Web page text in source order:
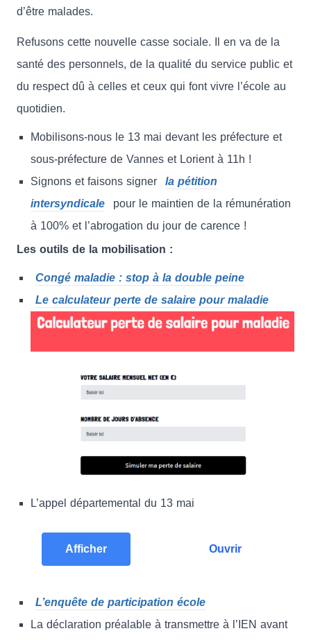
d’être malades.
Refusons cette nouvelle casse sociale. Il en va de la
santé des personnels, de la qualité du service public et
du respect dû à celles et ceux qui font vivre l’école au
quotidien.
Mobilisons-nous le 13 mai devant les préfecture et
sous-préfecture de Vannes et Lorient à 11h !
Signons et faisons signer
la pétition
intersyndicale
pour le maintien de la rémunération
à 100% et l’abrogation du jour de carence !
Les outils de la mobilisation :
Congé maladie : stop à la double peine
Le calculateur perte de salaire pour maladie
L’appel départemental du 13 mai
Afficher Ouvrir
L’enquête de participation école
La déclaration préalable à transmettre à l’IEN avant